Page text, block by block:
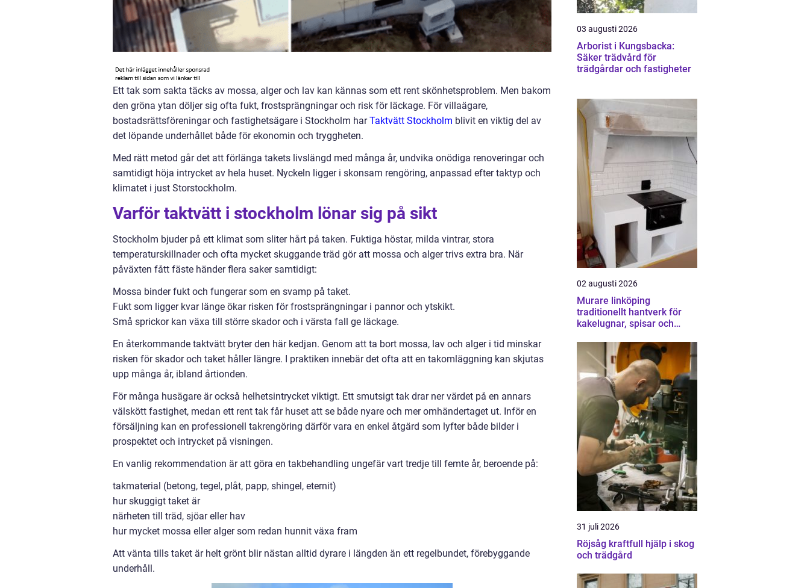
Ett tak som sakta täcks av mossa, alger och lav kan kännas som ett rent skönhetsproblem. Men bakom
den gröna ytan döljer sig ofta fukt, frostsprängningar och risk för läckage. För villaägare,
bostadsrättsföreningar och fastighetsägare i Stockholm harTaktvätt Stockholm blivit en viktig del av
det löpande underhållet både för ekonomin och tryggheten.
Med rätt metod går det att förlänga takets livslängd med många år, undvika onödiga renoveringar och
samtidigt höja intrycket av hela huset. Nyckeln ligger i skonsam rengöring, anpassad efter taktyp och
klimatet i just Storstockholm.
Varför taktvätt i stockholm lönar sig på sikt
Stockholm bjuder på ett klimat som sliter hårt på taken. Fuktiga höstar, milda vintrar, stora
temperaturskillnader och ofta mycket skuggande träd gör att mossa och alger trivs extra bra. När
påväxten fått fäste händer flera saker samtidigt:
Mossa binder fukt och fungerar som en svamp på taket.
Fukt som ligger kvar länge ökar risken för frostsprängningar i pannor och ytskikt.
Små sprickor kan växa till större skador och i värsta fall ge läckage.
En återkommande taktvätt bryter den här kedjan. Genom att ta bort mossa, lav och alger i tid minskar
risken för skador och taket håller längre. I praktiken innebär det ofta att en takomläggning kan skjutas
upp många år, ibland årtionden.
För många husägare är också helhetsintrycket viktigt. Ett smutsigt tak drar ner värdet på en annars
välskött fastighet, medan ett rent tak får huset att se både nyare och mer omhändertaget ut. Inför en
försäljning kan en professionell takrengöring därför vara en enkel åtgärd som lyfter både bilder i
prospektet och intrycket på visningen.
En vanlig rekommendation är att göra en takbehandling ungefär vart tredje till femte år, beroende på:
takmaterial (betong, tegel, plåt, papp, shingel, eternit)
hur skuggigt taket är
närheten till träd, sjöar eller hav
hur mycket mossa eller alger som redan hunnit växa fram
Att vänta tills taket är helt grönt blir nästan alltid dyrare i längden än ett regelbundet, förebyggande
underhåll.
03 augusti 2026
Arborist i Kungsbacka:
Säker trädvård för
trädgårdar och fastigheter
02 augusti 2026
Murare linköping
traditionellt hantverk för
kakelugnar, spisar och
31 juli 2026
Röjsåg kraftfull hjälp i skog
och trädgård